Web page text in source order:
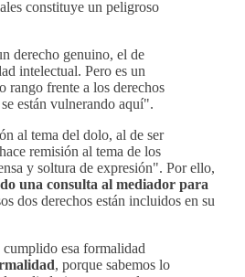
constituye un peligroso
derecho genuino, el de
intelectual. Pero es un
rango frente a los derechos
están vulnerando aquí".
al tema del dolo, al de ser
remisión al tema de los
y soltura de expresión". Por ello,
una consulta al mediador para
dos derechos están incluidos en su
esa formalidad
, porque sabemos lo